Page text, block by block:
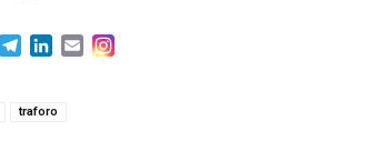
W
e
k
E
traforo